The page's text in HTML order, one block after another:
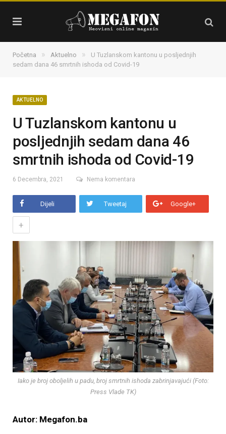
Početna » Aktuelno »
U Tuzlanskom kantonu u posljednjih
sedam dana 46 smrtnih ishoda od Covid-19
AKTUELNO
U Tuzlanskom kantonu u
posljednjih sedam dana 46
smrtnih ishoda od Covid-19
6 Decembra, 2021 Nema komentara
Dijeli Tweetaj Google+
+
Iako je broj oboljelih u padu, broj smrtnih ishoda zabrinjavajući (Foto:
Press Vlade TK)
Autor: Megafon.ba